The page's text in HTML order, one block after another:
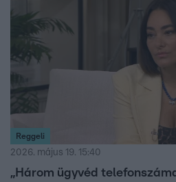
Reggeli
2026. május 19. 15:40
„Három ügyvéd